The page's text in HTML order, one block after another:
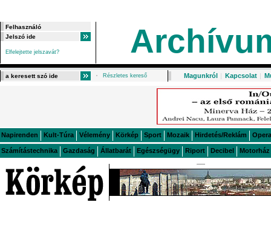
Elfelejtette jelszavát?
Részletes kereső Magunkról | Kapcsolat |
Napirenden Kult-Túra Vélemény Körkép Sport Mozaik Hirdetés/Reklám Opera
Számítástechnika Gazdaság Állatbarát Egészségügy Riport Decibel Motorház